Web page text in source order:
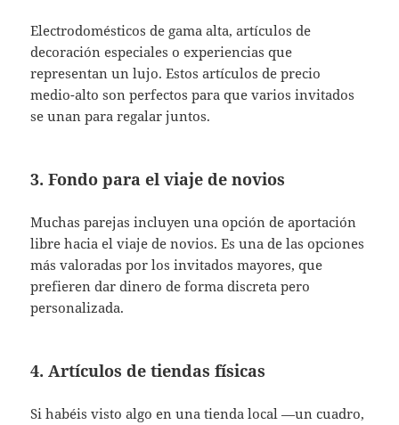
Electrodomésticos de gama alta, artículos de
decoración especiales o experiencias que
representan un lujo. Estos artículos de precio
medio-alto son perfectos para que varios invitados
se unan para regalar juntos.
3. Fondo para el viaje de novios
Muchas parejas incluyen una opción de aportación
libre hacia el viaje de novios. Es una de las opciones
más valoradas por los invitados mayores, que
prefieren dar dinero de forma discreta pero
personalizada.
4. Artículos de tiendas físicas
Si habéis visto algo en una tienda local —un cuadro,